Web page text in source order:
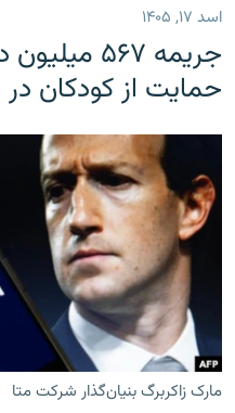
اسد ۱۷, ۱۴۰۵
جریمه ۵۶۷
حمایت از کودکان در
مارک زاکربرگ بنیان‌گذار شرکت متا